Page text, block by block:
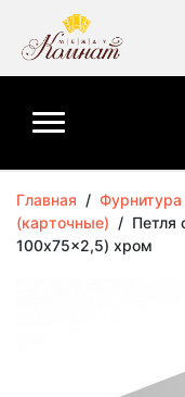
Главная /
(карточные) / Петля
100x75x2,5) хром